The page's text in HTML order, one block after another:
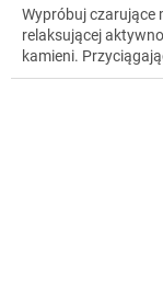
Wypróbuj czarujące
relaksującej
kamieni.